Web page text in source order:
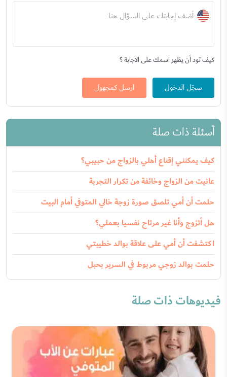
أضف إجابتك على السؤال هنا
كيف تود أن يظهر اسمك على الاجابة ؟
سجّل الدخول ارسل كمجهول
أسئلة ذات صلة
كيف يمكنني إقناع أهلي بالزواج من حبيبي؟
عانيت من الزواج وخائفة من تكرار التجربة
حلمت أن أمي تلصق صورة زوجة خالي المتوفي أمام البيت
هل أتزوج وأنا غير مرتاح نفسيا بعملي؟
اكتشفت أن أمي على علاقة بوالد خطيبتي
حلمت بوالد زوجي مربوط في السرير بحبل
فيديوهات ذات صلة